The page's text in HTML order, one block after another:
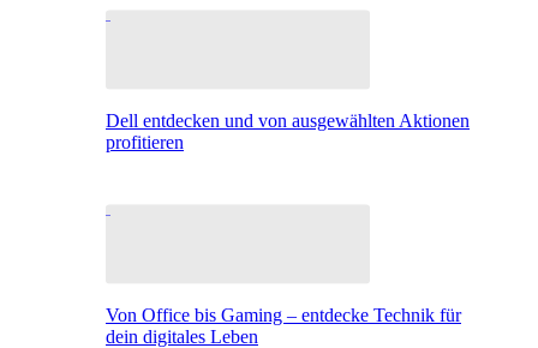
Dell entdecken und von ausgewählten Aktionen
profitieren
Von Office bis Gaming – entdecke Technik für
dein digitales Leben